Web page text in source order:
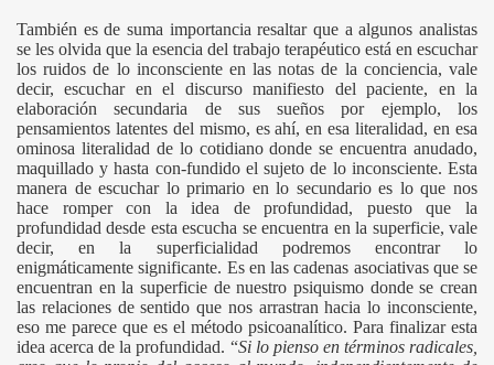
También es de suma importancia resaltar que a algunos analistas
se les olvida que la esencia del trabajo terapéutico está en escuchar
los ruidos de lo inconsciente en las notas de la conciencia, vale
decir, escuchar en el discurso manifiesto del paciente, en la
elaboración secundaria de sus sueños por ejemplo, los
pensamientos latentes del mismo, es ahí, en esa literalidad, en esa
ominosa literalidad de lo cotidiano donde se encuentra anudado,
maquillado y hasta con-fundido el sujeto de lo inconsciente. Esta
manera de escuchar lo primario en lo secundario es lo que nos
hace romper con la idea de profundidad, puesto que la
profundidad desde esta escucha se encuentra en la superficie, vale
decir, en la superficialidad podremos encontrar lo
enigmáticamente significante. Es en las cadenas asociativas que se
encuentran en la superficie de nuestro psiquismo donde se crean
las relaciones de sentido que nos arrastran hacia lo inconsciente,
eso me parece que es el método psicoanalítico. Para finalizar esta
idea acerca de la profundidad. “Si lo pienso en términos radicales,